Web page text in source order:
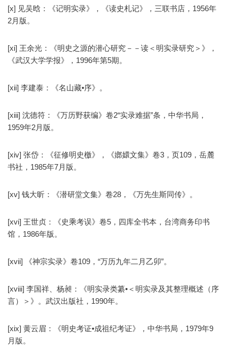
[x] 见吴晗：《记明实录》，《读史札记》，三联书店，1956年
2月版。
[xi] 王余光：《明史之源的潜心研究－－读＜明实录研究＞》，
《武汉大学学报》，1996年第5期。
[xii] 李建泰：《名山藏•序》。
[xiii] 沈德符：《万历野获编》卷2“实录难据”条，中华书局，
1959年2月版。
[xiv] 张岱：《征修明史檄》，《嫏嬛文集》卷3，页109，岳麓
书社，1985年7月版。
[xv] 钱大昕：《潜研堂文集》卷28，《万先生斯同传》。
[xvi] 王世贞：《史乘考误》卷5，四库全书本，台湾商务印书
馆，1986年版。
[xvii] 《神宗实录》卷109，“万历九年二月乙卯”。
[xviii] 李国祥、杨昶：《明实录类纂•＜明实录及其整理概述（序
言）＞》。武汉出版社，1990年。
[xix] 黄云眉：《明史考证•成祖纪考证》，中华书局，1979年9
月版。